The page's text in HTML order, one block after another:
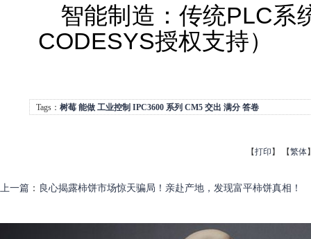
智能制造：传统PLC系
CODESYS授权支持）
Tags： 树莓 能做 工业控制 IPC3600 系列 CM5 交出 满分 答卷
【打印 】 【繁体
上一篇 ： 良心揭露柿饼市场惊天骗局！亲赴产地，发现富平柿饼真相！